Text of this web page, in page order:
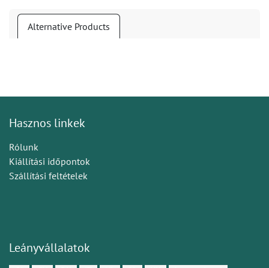
Alternative Products
Hasznos linkek
Rólunk
Kiállítási időpontok
Szállítási feltételek
Leányvállalatok